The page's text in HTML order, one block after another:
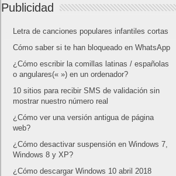
Publicidad
Letra de canciones populares infantiles cortas
Cómo saber si te han bloqueado en WhatsApp
¿Cómo escribir la comillas latinas / españolas
o angulares(« ») en un ordenador?
10 sitios para recibir SMS de validación sin
mostrar nuestro número real
¿Cómo ver una versión antigua de página
web?
¿Cómo desactivar suspensión en Windows 7,
Windows 8 y XP?
¿Cómo descargar Windows 10 abril 2018